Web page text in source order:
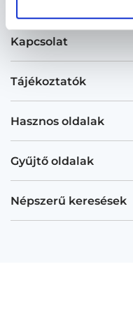
Kapcsolat
Tájékoztatók
Hasznos oldalak
Gyűjtő oldalak
Népszerű keresések